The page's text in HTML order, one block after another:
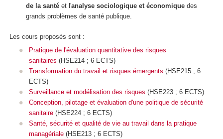
de la santéet l'analyse sociologique et économiquedes
grands problèmes de santé publique.
Les cours proposés sont :
Pratique de l'évaluation quantitative des risques
sanitaires (HSE214 ; 6 ECTS)
Transformation du travail et risques émergents (HSE215 ; 6
ECTS)
Surveillance et modélisation des risques (HSE223 ; 6 ECTS)
Conception, pilotage et évaluation d'une politique de sécurité
sanitaire (HSE224 ; 6 ECTS)
Santé, sécurité et qualité de vie au travail dans la pratique
managériale (HSE213 ; 6 ECTS)